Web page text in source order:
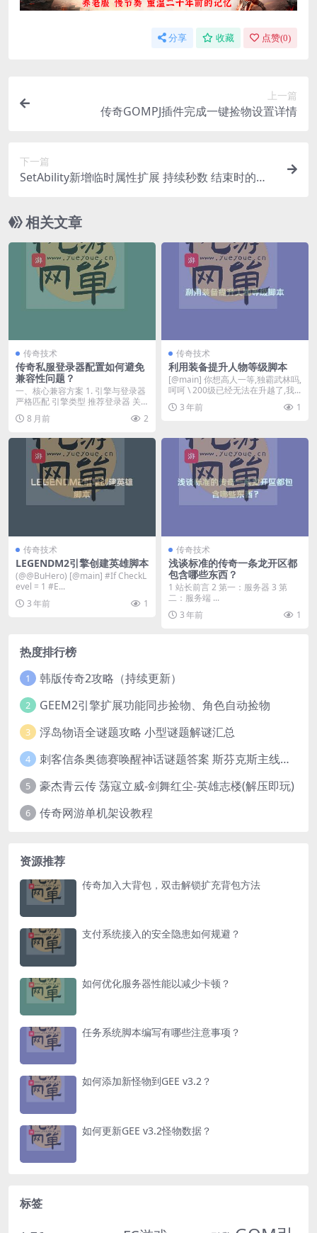
分享 收藏 点赞(0)
上一篇
传奇GOMPJ插件完成一键捡物设置详情
下一篇
SetAbility新增临时属性扩展 持续秒数 结束时的提
相关文章
传奇技术
传奇私服登录器配置如何避免
兼容性问题？
‌一、核心兼容方案‌ ‌1. 引擎与登录器
严格匹配‌ 引擎类型 推荐登录器 关
键...
8 月前 2
传奇技术
利用装备提升人物等级脚本
[@main] 你想高人一等,独霸武林吗,
呵呵 \ 200级已经无法在升越了,我...
3 年前
1
传奇技术
LEGENDM2引擎创建英雄脚本
(@@BuHero) [@main] #If CheckL
evel = 1 #E...
3 年前
1
传奇技术
浅谈标准的传奇一条龙开区都
包含哪些东西？
1 站长前言 2 第一：服务器 3 第
二：服务端 ...
3 年前
1
热度排行榜
1 韩版传奇2攻略（持续更新）
2 GEEM2引擎扩展功能同步捡物、角色自动捡物
3 浮岛物语全谜题攻略 小型谜题解谜汇总
4 刺客信条奥德赛唤醒神话谜题答案 斯芬克斯主线攻略
5 豪杰青云传 荡寇立威-剑舞红尘-英雄志楼(解压即玩)
6 传奇网游单机架设教程
资源推荐
传奇加入大背包，双击解锁扩充背包方法
支付系统接入的安全隐患如何规避？
如何优化服务器性能以减少卡顿？
任务系统脚本编写有哪些注意事项？
如何添加新怪物到GEE v3.2？
如何更新GEE v3.2怪物数据？
标签